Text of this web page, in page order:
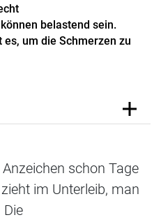
belastend sein.
um die Schmerzen zu
schon Tage
im Unterleib, man